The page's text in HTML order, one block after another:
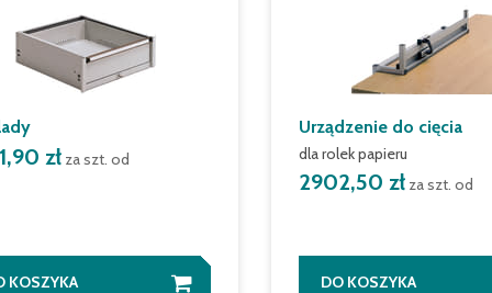
zł za szt. od
KOSZYKA
Urządzenie do cięcia
dla rolek papieru
2902,50 złza szt. od
DO KOSZYKA